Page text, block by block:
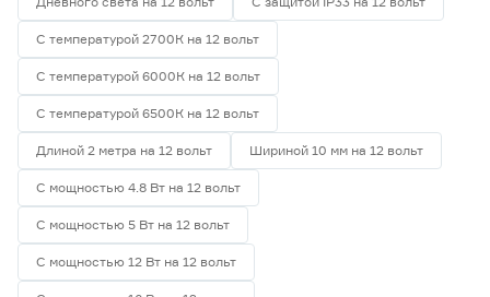
С температурой 2700К на 12 вольт
С температурой 6000К на 12 вольт
С температурой 6500К на 12 вольт
Длиной 2 метра на 12 вольт Шириной 10 мм на 12 вольт
С мощностью 4.8 Вт на 12 вольт
С мощностью 5 Вт на 12 вольт
С мощностью 12 Вт на 12 вольт